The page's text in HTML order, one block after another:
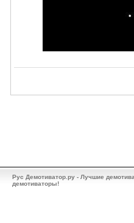
Рус Демотиватор.ру - Лучшие
демотиваторы!